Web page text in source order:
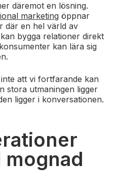
däremot en lösning.
marketing öppnar
där en hel värld av
bygga relationer direkt
kan lära sig
att vi fortfarande kan
stora utmaningen ligger
ligger i konversationen.